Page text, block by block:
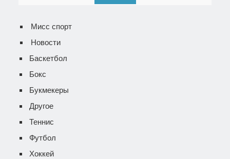
Мисс спорт
Новости
Баскетбол
Бокс
Букмекеры
Другое
Теннис
Футбол
Хоккей